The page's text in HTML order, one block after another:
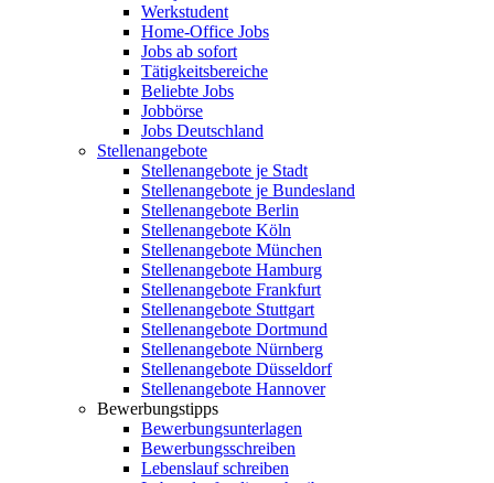
Werkstudent
Home-Office Jobs
Jobs ab sofort
Tätigkeitsbereiche
Beliebte Jobs
Jobbörse
Jobs Deutschland
Stellenangebote
Stellenangebote je Stadt
Stellenangebote je Bundesland
Stellenangebote Berlin
Stellenangebote Köln
Stellenangebote München
Stellenangebote Hamburg
Stellenangebote Frankfurt
Stellenangebote Stuttgart
Stellenangebote Dortmund
Stellenangebote Nürnberg
Stellenangebote Düsseldorf
Stellenangebote Hannover
Bewerbungstipps
Bewerbungsunterlagen
Bewerbungsschreiben
Lebenslauf schreiben